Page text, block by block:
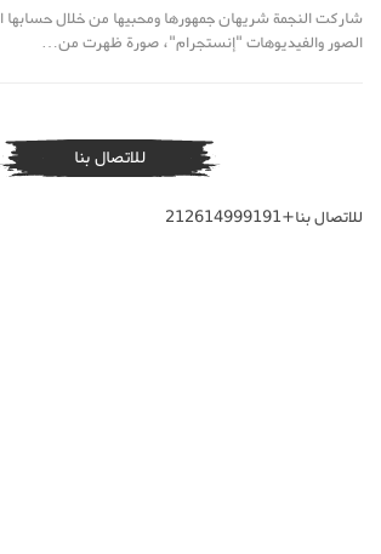
شاركت النجمة شريهان جمهورها ومحبيها من خلال
الصور والفيديوهات "إنستجرام"، صورة ظهرت من…
للاتصال بنا
للاتصال بنا+212614999191